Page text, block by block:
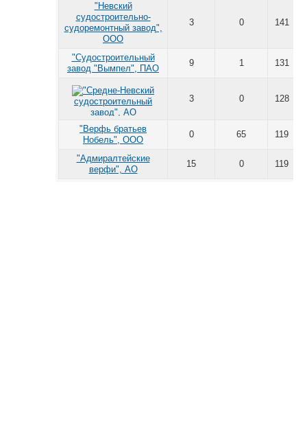
"Невский
судостроительно-
судоремонтный завод",
ООО
3 0 141
"Судостроительный
завод "Вымпел", ПАО
9 1 131
3 0 128
"Верфь братьев
Нобель", ООО
0 65 119
"Адмиралтейские
верфи", АО
15 0 119